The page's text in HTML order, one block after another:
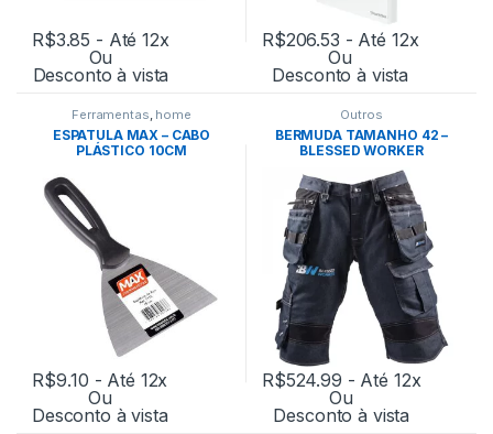
R$3.85 - Até 12x
Ou
Desconto à vista
R$206.53 - Até 12x
Ou
Desconto à vista
Ferramentas, home
ESPATULA MAX – CABO
PLÁSTICO 10CM
R$9.10 - Até 12x
Ou
Desconto à vista
Outros
BERMUDA TAMANHO 42 –
BLESSED WORKER
R$524.99 - Até 12x
Ou
Desconto à vista